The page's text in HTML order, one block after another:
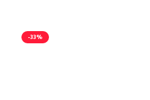
-33%